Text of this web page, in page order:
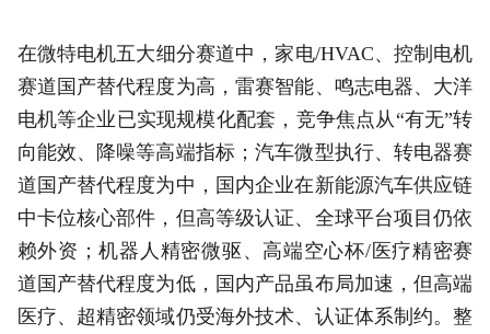
在微特电机五大细分赛道中，家电/HVAC、控制电机
赛道国产替代程度为高，雷赛智能、鸣志电器、大洋
电机等企业已实现规模化配套，竞争焦点从“有无”转
向能效、降噪等高端指标；汽车微型执行、转电器赛
道国产替代程度为中，国内企业在新能源汽车供应链
中卡位核心部件，但高等级认证、全球平台项目仍依
赖外资；机器人精密微驱、高端空心杯/医疗精密赛
道国产替代程度为低，国内产品虽布局加速，但高端
医疗、超精密领域仍受海外技术、认证体系制约。整